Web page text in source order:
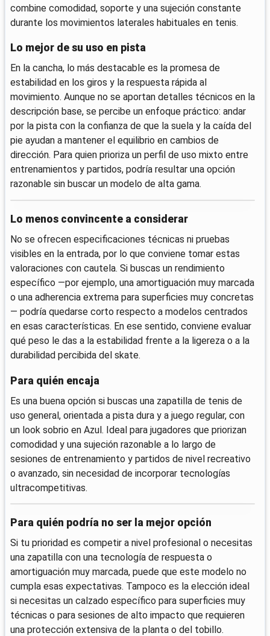
combine comodidad, soporte y una sujeción constante
durante los movimientos laterales habituales en tenis.
Lo mejor de su uso en pista
En la cancha, lo más destacable es la promesa de
estabilidad en los giros y la respuesta rápida al
movimiento. Aunque no se aportan detalles técnicos en la
descripción base, se percibe un enfoque práctico: andar
por la pista con la confianza de que la suela y la caída del
pie ayudan a mantener el equilibrio en cambios de
dirección. Para quien prioriza un perfil de uso mixto entre
entrenamientos y partidos, podría resultar una opción
razonable sin buscar un modelo de alta gama.
Lo menos convincente a considerar
No se ofrecen especificaciones técnicas ni pruebas
visibles en la entrada, por lo que conviene tomar estas
valoraciones con cautela. Si buscas un rendimiento
específico —por ejemplo, una amortiguación muy marcada
o una adherencia extrema para superficies muy concretas
— podría quedarse corto respecto a modelos centrados
en esas características. En ese sentido, conviene evaluar
qué peso le das a la estabilidad frente a la ligereza o a la
durabilidad percibida del skate.
Para quién encaja
Es una buena opción si buscas una zapatilla de tenis de
uso general, orientada a pista dura y a juego regular, con
un look sobrio en Azul. Ideal para jugadores que priorizan
comodidad y una sujeción razonable a lo largo de
sesiones de entrenamiento y partidos de nivel recreativo
o avanzado, sin necesidad de incorporar tecnologías
ultracompetitivas.
Para quién podría no ser la mejor opción
Si tu prioridad es competir a nivel profesional o necesitas
una zapatilla con una tecnología de respuesta o
amortiguación muy marcada, puede que este modelo no
cumpla esas expectativas. Tampoco es la elección ideal
si necesitas un calzado específico para superficies muy
técnicas o para sesiones de alto impacto que requieren
una protección extensiva de la planta o del tobillo.